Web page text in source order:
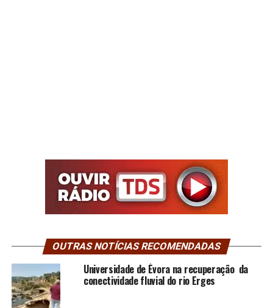
OUTRAS NOTÍCIAS RECOMENDADAS
Universidade de Évora na recuperação da
conectividade fluvial do rio Erges